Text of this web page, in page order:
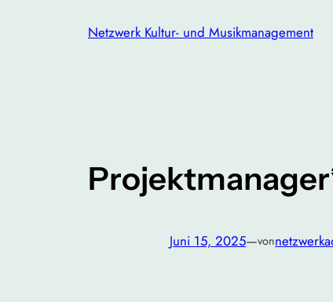
Netzwerk Kultur- und Musikmanagement
Juni 15, 2025—von